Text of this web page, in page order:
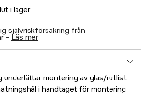
i lager
självriskförsäkring från
- läs mer
underlättar montering av glas/rutlist.
i handtaget för montering